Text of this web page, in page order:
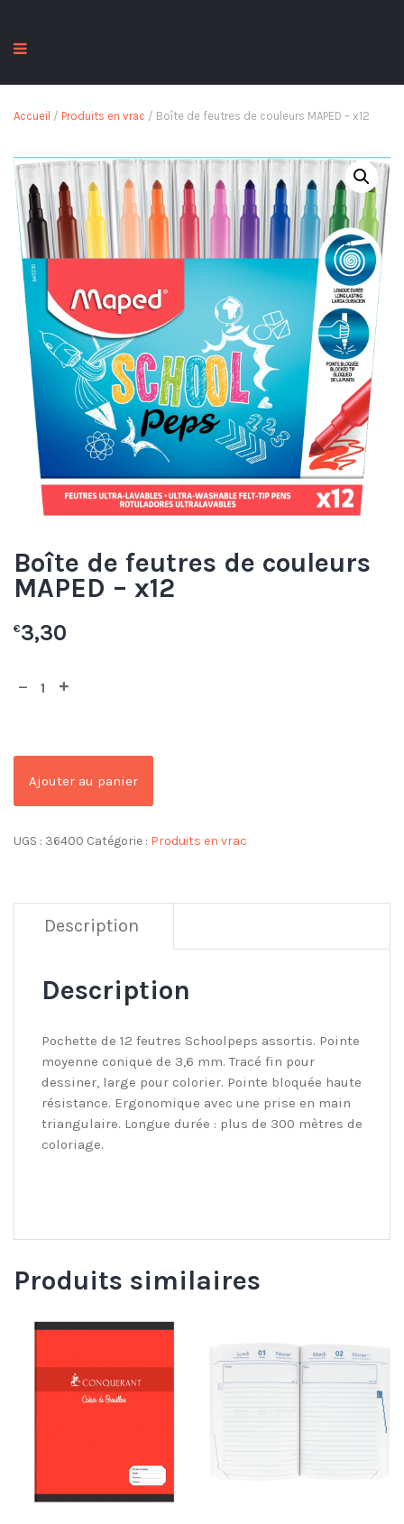
Accueil / Produits en vrac / Boîte de feutres de couleurs MAPED – x12
Boîte de feutres de couleurs
MAPED – x12
€3,30
Ajouter au panier
UGS : 36400 Catégorie : Produits en vrac
Description
Description
Pochette de 12 feutres Schoolpeps assortis. Pointe
moyenne conique de 3,6 mm. Tracé fin pour
dessiner, large pour colorier. Pointe bloquée haute
résistance. Ergonomique avec une prise en main
triangulaire. Longue durée : plus de 300 mètres de
coloriage.
Produits similaires